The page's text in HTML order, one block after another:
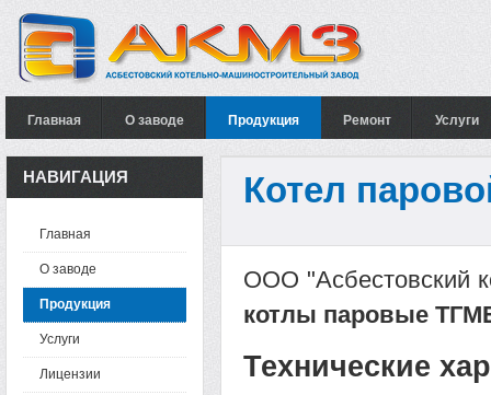
Главная О заводе Продукция Ремонт Услуги
Котел
ООО "Асбестовский
котлы паровые
Технические
НАВИГАЦИЯ
Главная
О заводе
Продукция
Услуги
Лицензии